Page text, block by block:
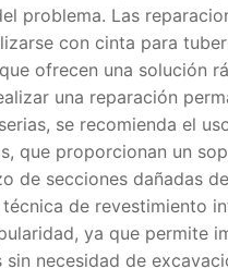
problema. Las
con cinta para
ofrecen una solución
una reparación
se recomienda el
que proporcionan un
de secciones dañadas
técnica de revestimiento
ya que permite
sin necesidad de